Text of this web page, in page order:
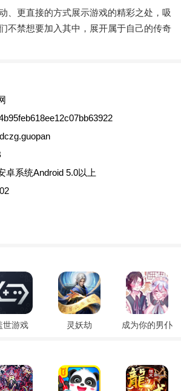
、更直接的方式展示游戏的精彩之处，吸
不禁想要加入其中，展开属于自己的传奇
卓系统Android 5.0以上
世游戏 灵妖劫 成为你的男仆